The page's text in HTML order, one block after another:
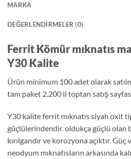
MARKA
DEĞERLENDIRMELER (0)
Ferrit Kömür mıknatıs
Y30 Kalite
Ürün minimum 100 adet olarak
tam paket 2.200 li toptan satış
Y30 kalite ferrit mıknatıs siyah oxit
güçlülerindendir. oldukça güçlü olan
kırılgandır ve korozyona açıktır.
neodyum mıknatısların arkasında